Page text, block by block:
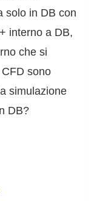
solo in DB con
interno a DB,
che si
sono
simulazione
DB?